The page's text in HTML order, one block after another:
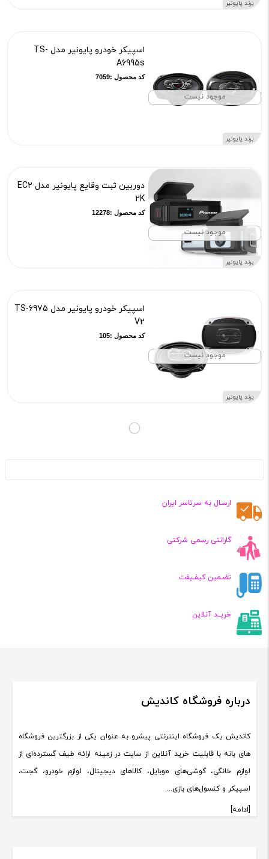
برند پایونیر
موجود نیست
برند پایونیر
اسپیکر خودرو پایونیر مدل TS-
A6995s
کد محصول :7059
موجود نیست
برند پایونیر
دوربین ثبت وقایع پایونیر مدل EC2
2K
کد محصول :12278
موجود نیست
برند پایونیر
اسپیکر خودرو پایونیر مدل TS-6975
V2
کد محصول :105
ارسـال به سرتاسر ایران
گارانتی رسمی شرکتی
تضـمین کیفـیفت
خریــد آنلاین
درباره فروشگاه کاندیش
کاندیش یک فروشگاه اینترنتی پیشرو به عنوان یکی از بزرگترین فروشگاه
های بانه با قابلیت خرید آنلاین از سایت در زمینه ارائه طیف گسترده‌ای از
لوازم خانگی، گوشی‌های موبایل، کالاهای دیجیتال، لوازم خودرو، گجت،
اسپیکر و کنسول‌های بازی...
[ادامه]